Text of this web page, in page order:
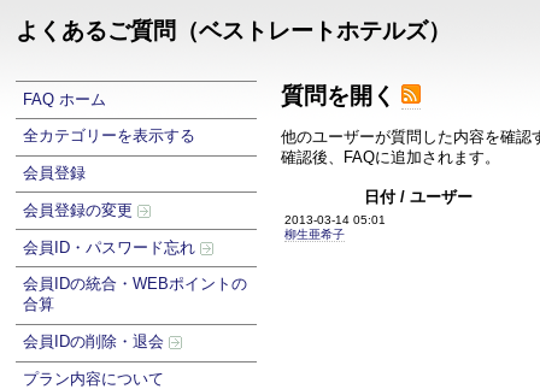
よくあるご質問（ベストレートホテルズ）
FAQ ホーム
全カテゴリーを表示する
会員登録
会員登録の変更
会員ID・パスワード忘れ
会員IDの統合・WEBポイントの
合算
会員IDの削除・退会
プラン内容について
質問を開く
他のユーザーが質問した内容を確
確認後、FAQに追加されます。
日付 / ユーザー
2013-03-14 05:01
柳生亜希子